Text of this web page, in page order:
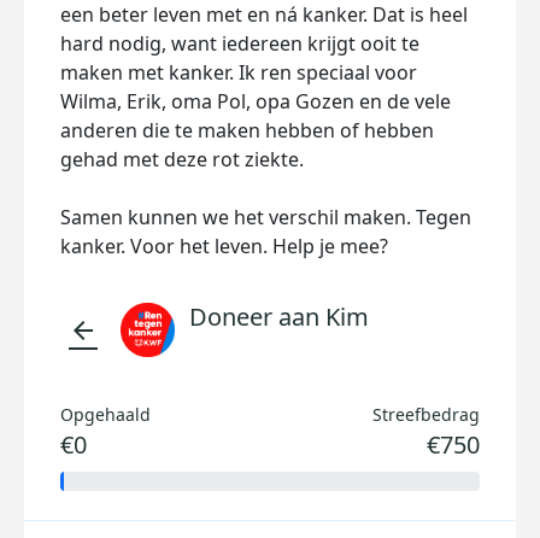
een beter leven met en ná kanker. Dat is heel
hard nodig, want iedereen krijgt ooit te
maken met kanker. Ik ren speciaal voor
Wilma, Erik, oma Pol, opa Gozen en de vele
anderen die te maken hebben of hebben
gehad met deze rot ziekte.
Samen kunnen we het verschil maken. Tegen
kanker. Voor het leven. Help je mee?
arrow_back Doneer aan Kim
Opgehaald
€0
Streefbedrag
€750